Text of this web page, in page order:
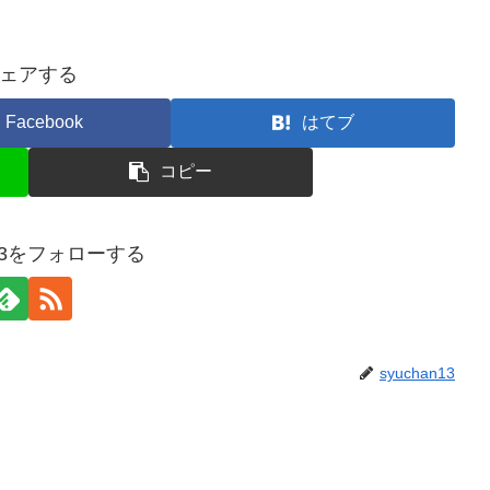
アする
Facebook はてブ
コピー
をフォローする
syuchan13